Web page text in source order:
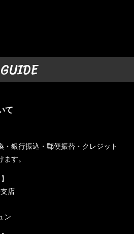
て
・銀行振込・郵便振替・クレジット
す。
店
ン